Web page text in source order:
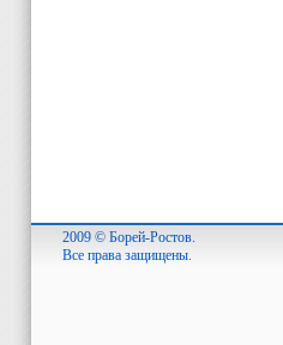
2009 © Борей-Ростов.
Все права защищены.